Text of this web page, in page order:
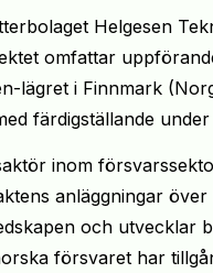
Helgesen
omfattar
lägret i Finnmark
färdigställande
inom
anläggningar
och utvecklar
försvaret har